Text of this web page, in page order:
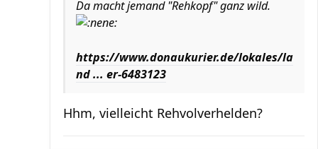
Da macht jemand "Rehkopf" ganz wild.
https://www.donaukurier.de/lokales/la
nd ... er-6483123
Hhm, vielleicht Rehvolverhelden?